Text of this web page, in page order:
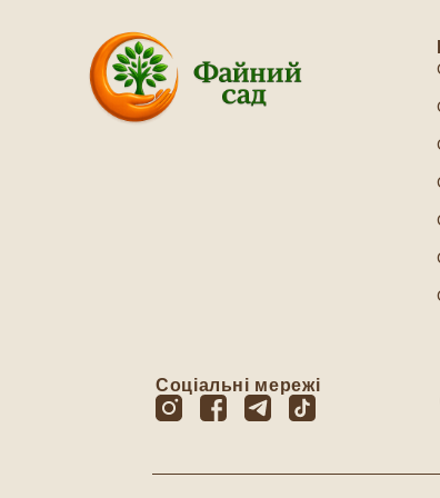
Соціальні мережі